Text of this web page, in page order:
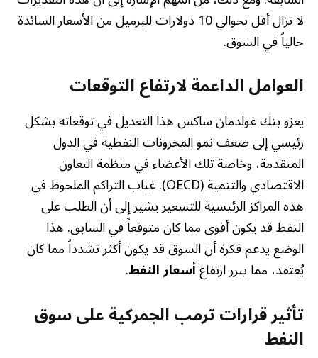
لا تزال أقل بحوالي 10 دولارات للبرميل من الأسعار السائدة
حالياً في السوق.
العوامل الداعمة لارتفاع التوقعات
يعزو بنك غولدمان ساكس هذا التعديل في توقعاته بشكل
رئيسي إلى ضعف نمو المخزونات النفطية في الدول
المتقدمة، وخاصة تلك الأعضاء في منظمة التعاون
الاقتصادي والتنمية (OECD). غياب التراكم الملحوظ في
هذه المراكز الرئيسية للتسعير يشير إلى أن الطلب على
النفط قد يكون أقوى مما كان متوقعاً في السابق. هذا
الوضع يدعم فكرة أن السوق قد يكون أكثر تشدداً مما كان
يُعتقد، مما يبرر ارتفاعأسعار النفط.
تأثير قرارات ترمب الجمركية على سوق
النفط